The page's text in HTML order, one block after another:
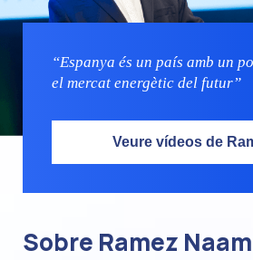
“Espanya és un país amb un
el mercat energètic del futur”
Veure vídeos de
Sobre Ramez Naam